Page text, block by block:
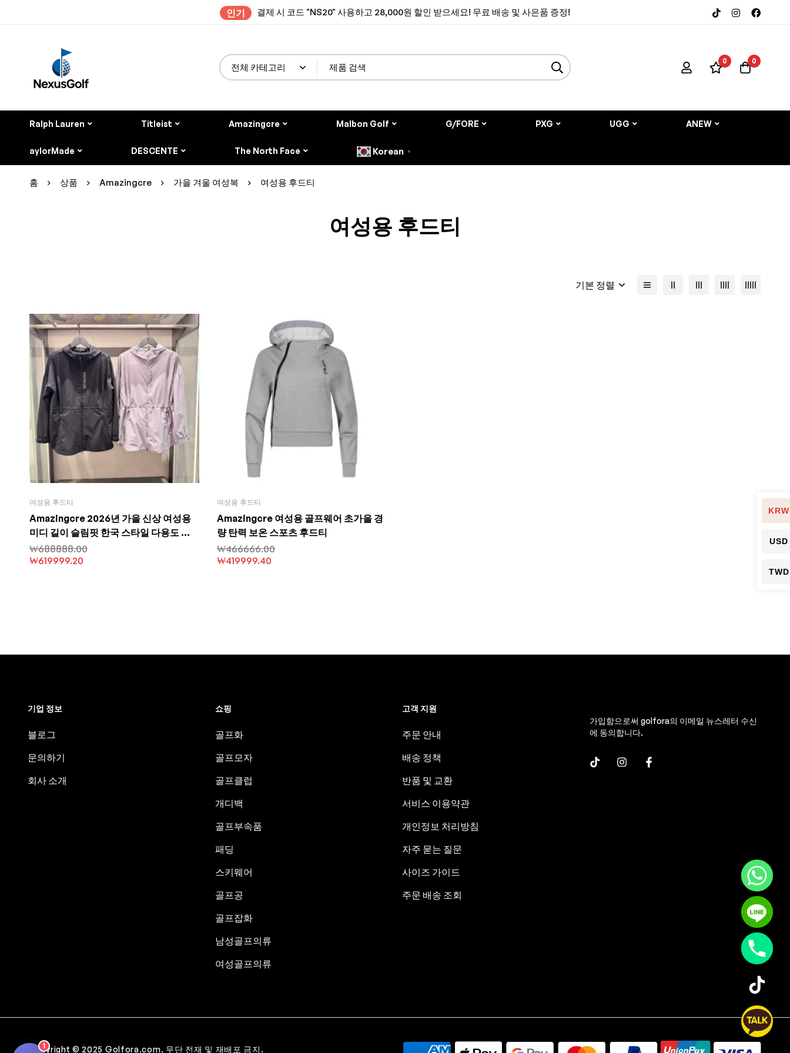
인기 결제 시 코드 "NS20" 사용하고 28,000원 할인 받으세요! 무료 배송 및 사은품 증정!
0 0
Ralph Lauren Titleist Amazingcre Malbon Golf G/FORE PXG UGG ANEW
aylorMade DESCENTE The North Face Korean ▼
홈 상품 Amazingcre 가을 겨울 여성복 여성용 후드티
여성용 후드티
기본 정렬
여성용 후드티
Amazingcre 2026년 가을 신상 여성용
미디 길이 슬림핏 한국 스타일 다용도 캐
주얼 트렌치 코트
₩688888.00
₩619999.20
여성용 후드티
Amazingcre 여성용 골프웨어 초가을 경
량 탄력 보온 스포츠 후드티
₩466666.00
₩419999.40
기업 정보
블로그
문의하기
회사 소개
쇼핑
골프화
골프모자
골프클럽
개디백
골프부속품
패딩
스키웨어
골프공
골프잡화
남성골프의류
여성골프의류
고객 지원
주문 안내
배송 정책
반품 및 교환
서비스 이용약관
개인정보 처리방침
자주 묻는 질문
사이즈 가이드
주문 배송 조회
가입함으로써 golfora의 이메일 뉴스레터 수신
에 동의합니다.
Copyright © 2025 Golfora.com. 무단 전재 및 재배포 금지.
KRW
USD
TWD
1